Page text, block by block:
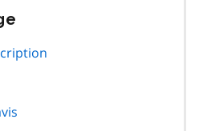
navigation